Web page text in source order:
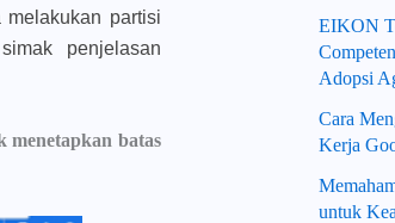
melakukan partisi
penjelasan
batas
EIKON
Adopsi
Cara
Kerja
untuk